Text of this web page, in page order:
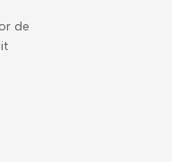
de